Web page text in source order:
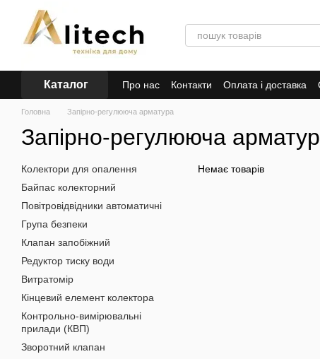
Перейти до основного контенту
Каталог Про нас Контакти Оплата і доставка
Головна Запірно-регулююча арматура
Запірно-регулююча
Немає товарів
Колектори для опалення
Байпас колекторний
Повітровідвідники автоматичні
Група безпеки
Клапан запобіжний
Редуктор тиску води
Витратомір
Кінцевий елемент колектора
Контрольно-вимірювальні
прилади (КВП)
Зворотний клапан